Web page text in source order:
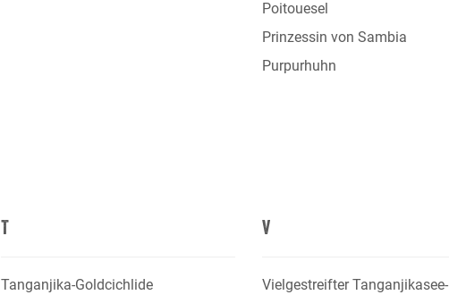
Poitouesel
Prinzessin von Sambia
Purpurhuhn
T
Tanganjika-Goldcichlide
V
Vielgestreifter Tanganjikasee-